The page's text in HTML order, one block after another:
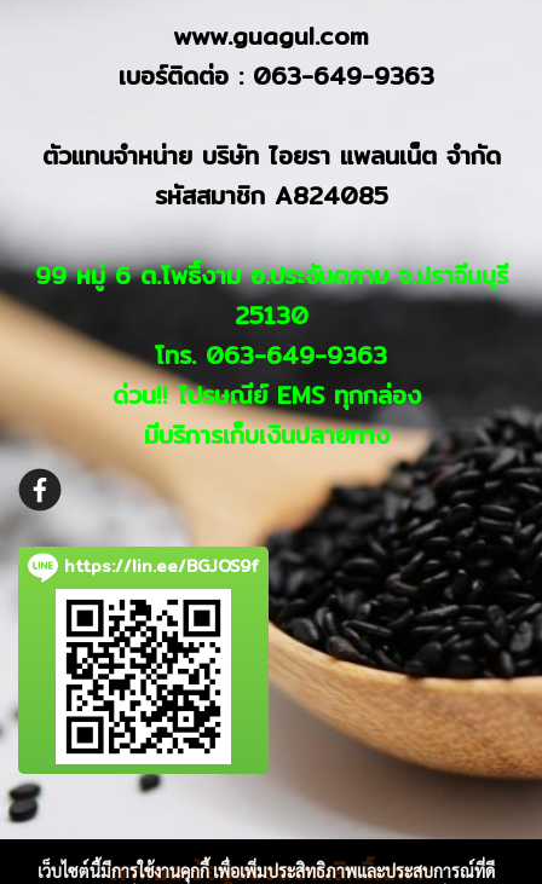
www.guagul.com
เบอร์ติดต่อ : 063-649-9363
ตัวแทนจำหน่าย บริษัท ไอยรา แพลนเน็ต จำกัด
รหัสสมาชิก A824085
99 หมู่ 6 ต.โพธิ์งาม อ.ประจันตคาม จ.ปราจีนบุรี
25130
โทร. 063-649-9363
ด่วน!! ไปรษณีย์ EMS ทุกกล่อง
มีบริการเก็บเงินปลายทาง
https://lin.ee/BGJOS9f
ภาพและข้อมูลขอสงานสิทธิ์เฉพาะ
เว็บไซต์นี้มีการใช้งานคุกกี้ เพื่อเพิ่มประสิทธิภาพและประสบการณ์ที่ดี